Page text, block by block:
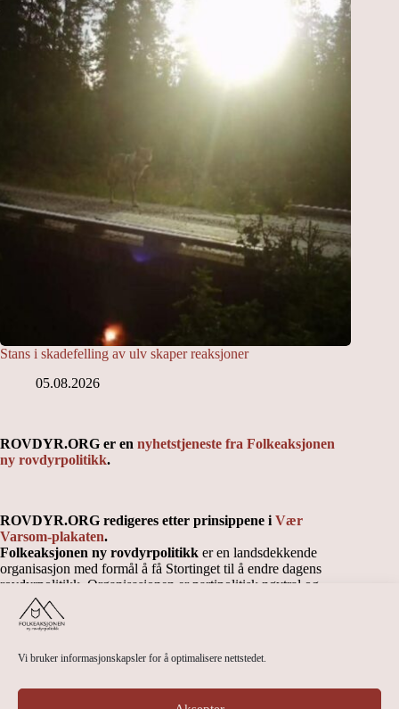
Vi bruker informasjonskapsler for å optimalisere nettstedet.
Stans i skadefelling av ulv skaper reaksjoner
05.08.2026
ROVDYR.ORG er en nyhetstjeneste fra Folkeaksjonen
ny rovdyrpolitikk.
ROVDYR.ORG redigeres etter prinsippene i Vær
Varsom-plakaten.
Folkeaksjonen ny rovdyrpolitikk er en landsdekkende
organisasjon med formål å få Stortinget til å endre dagens
rovdyrpolitikk. Organisasjonen er partipolitisk nøytral og
uavhengig.
Kontakt Folkeaksjonen ny rovdyrpolitikk sentralt